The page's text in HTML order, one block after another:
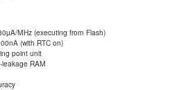
MHz (executing from Flash)
(with RTC on)
point unit
RAM